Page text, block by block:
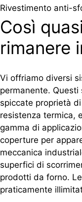
Così
rimanere
Rivestimento anti-
Vi offriamo diversi
permanente.
spiccate proprietà
resistenza termica,
gamma di
coperture per
meccanica
superfici di
prodotti da forno.
praticamente